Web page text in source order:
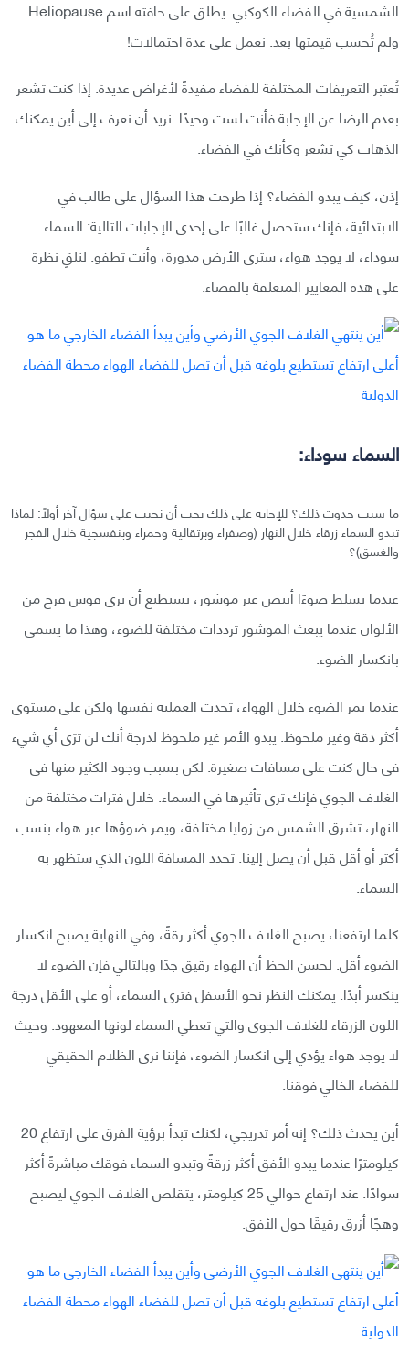
الشمسية في الفضاء الكوكبي. يطلق على حافته اسم Heliopause
ولم تُحسب قيمتها بعد. نعمل على عدة احتمالات!
تُعتبر التعريفات المختلفة للفضاء مفيدةً لأغراض عديدة. إذا كنت تشعر
بعدم الرضا عن الإجابة فأنت لست وحيدًا. نريد أن نعرف إلى أين يمكنك
الذهاب كي تشعر وكأنك في الفضاء.
إذن، كيف يبدو الفضاء؟ إذا طرحت هذا السؤال على طالب في
الابتدائية، فإنك ستحصل غالبًا على إحدى الإجابات التالية: السماء
سوداء، لا يوجد هواء، سترى الأرض مدورة، وأنت تطفو. لنلقِ نظرة
على هذه المعايير المتعلقة بالفضاء.
السماء سوداء:
ما سبب حدوث ذلك؟ للإجابة على ذلك يجب أن نجيب على سؤال آخر أولًا: لماذا
تبدو السماء زرقاء خلال النهار (وصفراء وبرتقالية وحمراء وبنفسجية خلال الفجر
والغسق)؟
عندما تسلط ضوءًا أبيض عبر موشور، تستطيع أن ترى قوس قزح من
الألوان عندما يبعث الموشور ترددات مختلفة للضوء، وهذا ما يسمى
بانكسار الضوء.
عندما يمر الضوء خلال الهواء، تحدث العملية نفسها ولكن على مستوى
أكثر دقة وغير ملحوظ. يبدو الأمر غير ملحوظ لدرجة أنك لن ترَى أي شيء
في حال كنت على مسافات صغيرة. لكن بسبب وجود الكثير منها في
الغلاف الجوي فإنك ترى تأثيرها في السماء. خلال فترات مختلفة من
النهار، تشرق الشمس من زوايا مختلفة، ويمر ضوؤها عبر هواء بنسب
أكثر أو أقل قبل أن يصل إلينا. تحدد المسافة اللون الذي ستظهر به
السماء.
كلما ارتفعنا، يصبح الغلاف الجوي أكثر رقةً، وفي النهاية يصبح انكسار
الضوء أقل. لحسن الحظ أن الهواء رقيق جدًا وبالتالي فإن الضوء لا
ينكسر أبدًا. يمكنك النظر نحو الأسفل فترى السماء، أو على الأقل درجة
اللون الزرقاء للغلاف الجوي والتي تعطي السماء لونها المعهود. وحيث
لا يوجد هواء يؤدي إلى انكسار الضوء، فإننا نرى الظلام الحقيقي
للفضاء الخالي فوقنا.
أين يحدث ذلك؟ إنه أمر تدريجي، لكنك تبدأ برؤية الفرق على ارتفاع 20
كيلومترًا عندما يبدو الأفق أكثر زرقةً وتبدو السماء فوقك مباشرةً أكثر
سوادًا. عند ارتفاع حوالي 25 كيلومتر، يتقلص الغلاف الجوي ليصبح
وهجًا أزرق رقيقًا حول الأفق.